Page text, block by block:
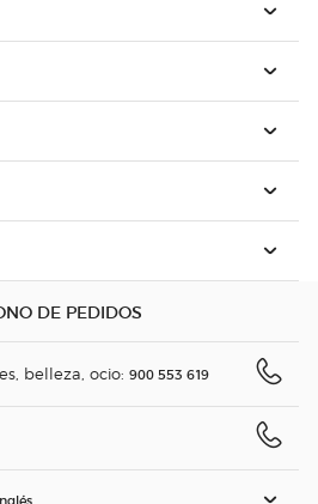
DE PEDIDOS
belleza, ocio: 900 553 619